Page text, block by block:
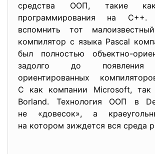
средства ООП, такие
программирования на C++.
вспомнить тот
компилятор с языка Pascal
был полностью объектно-
задолго до появления
ориентированных
С как компании Microsoft, так
Borland. Технология ООП в
не «довесок», а
на котором зиждется вся среда